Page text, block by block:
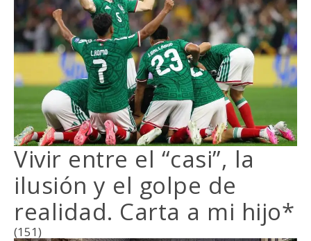
Vivir entre el “casi”, la
ilusión y el golpe de
realidad. Carta a mi hijo*
(151)